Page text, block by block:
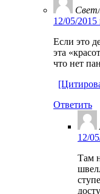
12/05/2015
Если это
эта
что нет
Ответить
12/
Там